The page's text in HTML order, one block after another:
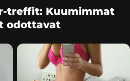
treffit: Kuumimmat
odottavat